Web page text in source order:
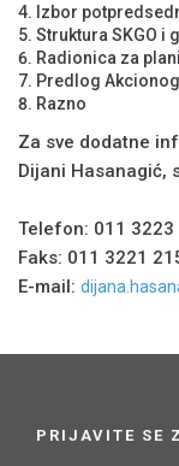
Izbor
Struktura SKGO i
Radionica za
Predlog
Razno
Za sve dodatne
Dijani Hasanagić,
Telefon: 011 3223
Faks: 011 3221
E-mail:
PRIJAVITE SE